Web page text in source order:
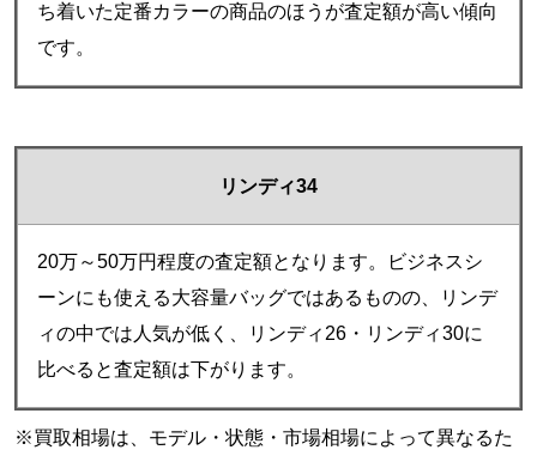
ち着いた定番カラーの商品のほうが査定額が高い傾向
です。
リンディ34
20万～50万円程度の査定額となります。ビジネスシ
ーンにも使える大容量バッグではあるものの、リンデ
ィの中では人気が低く、リンディ26・リンディ30に
比べると査定額は下がります。
※買取相場は、モデル・状態・市場相場によって異なるた